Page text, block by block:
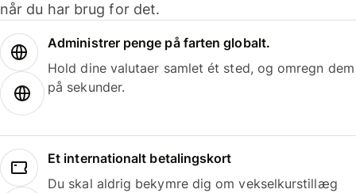
når du har brug for det.
Administrer penge på farten globalt.
Hold dine valutaer samlet ét sted, og omregn dem
på sekunder.
Et internationalt betalingskort
Du skal aldrig bekymre dig om vekselkurstillæg